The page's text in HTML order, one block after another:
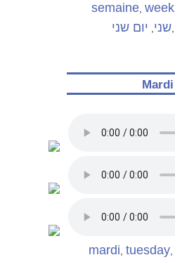
semaine, week,
שני יום שני ,
Mardi
mardi tuesday